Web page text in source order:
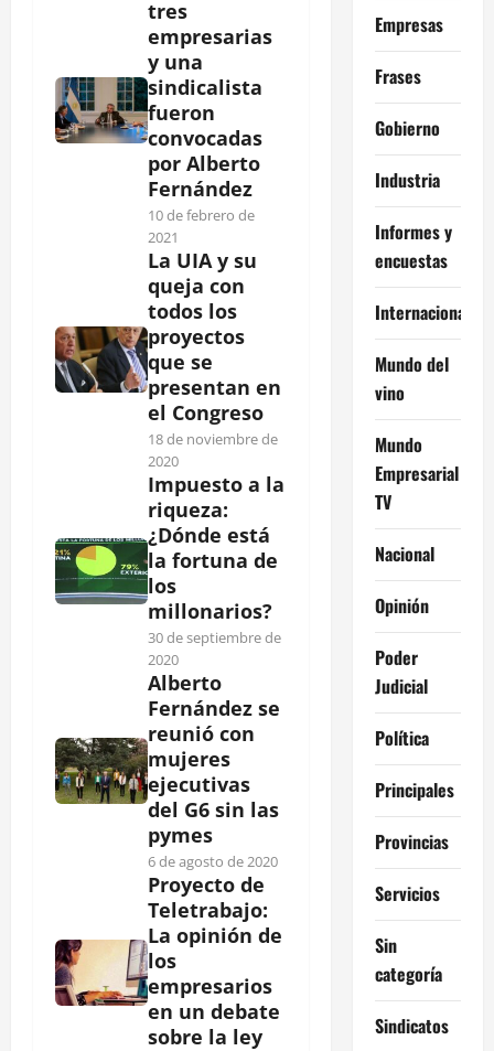
tres
empresarias
y una
sindicalista
fueron
convocadas
por Alberto
Fernández
10 de febrero de
2021
La UIA y su
queja con
todos los
proyectos
que se
presentan en
el Congreso
18 de noviembre de
2020
Impuesto a la
riqueza:
¿Dónde está
la fortuna de
los
millonarios?
30 de septiembre de
2020
Alberto
Fernández se
reunió con
mujeres
ejecutivas
del G6 sin las
pymes
6 de agosto de 2020
Proyecto de
Teletrabajo:
La opinión de
los
empresarios
en un debate
sobre la ley
Empresas
Frases
Gobierno
Industria
Informes y
encuestas
Internacional
Mundo del
vino
Mundo
Empresarial
TV
Nacional
Opinión
Poder
Judicial
Política
Principales
Provincias
Servicios
Sin
categoría
Sindicatos